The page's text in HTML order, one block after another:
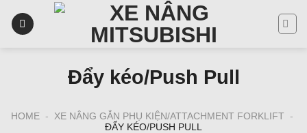
Đẩy kéo/Push Pull
HOME - XE NÂNG GẮN PHỤ KIỆN/ATTACHMENT FORKLIFT -
ĐẨY KÉO/PUSH PULL